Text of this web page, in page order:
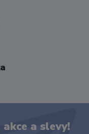
a slevy!